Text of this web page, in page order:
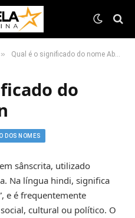
» Qual é o significado do nome Abhiyan
do
DOS NOMES
sânscrita, utilizado
Na língua hindi, significa
e é frequentemente
cultural ou político. O